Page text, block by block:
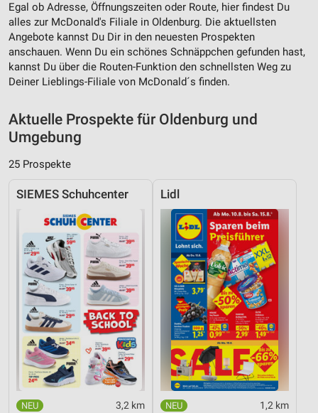
Egal ob Adresse, Öffnungszeiten oder Route, hier findest Du
alles zur McDonald's Filiale in Oldenburg. Die aktuellsten
Angebote kannst Du Dir in den neuesten Prospekten
anschauen. Wenn Du ein schönes Schnäppchen gefunden hast,
kannst Du über die Routen-Funktion den schnellsten Weg zu
Deiner Lieblings-Filiale von McDonald´s finden.
Aktuelle Prospekte für Oldenburg und
Umgebung
25 Prospekte
SIEMES Schuhcenter
3,2 km
Lidl
1,2 km